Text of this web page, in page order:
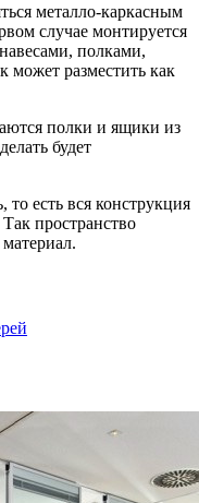
металло-каркасным
случае монтируется
полками,
может разместить как
полки и ящики из
будет
есть вся конструкция
пространство